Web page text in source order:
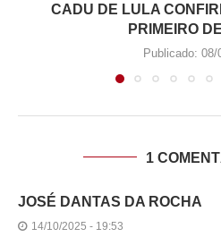
CADU DE LULA
PRIMEIRO
Publicado: 08/
1
JOSÉ DANTAS DA ROCHA
14/10/2025 - 19:53